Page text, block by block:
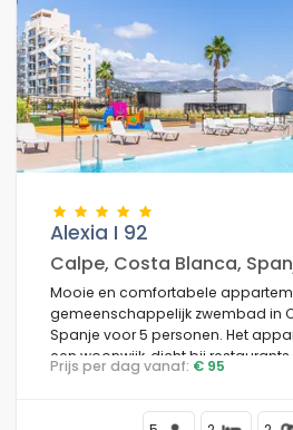
Previous
Alexia I 92
Calpe, Costa Blanca,
Mooie en comfortabele
gemeenschappelijk zwembad in
Spanje voor 5 personen. Het
een woonwijk, dicht bij restaurants
supermarkten, en op 500 m van
Prijs per dag vanaf: € 95